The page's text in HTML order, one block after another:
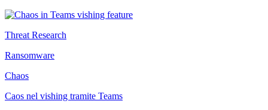
Threat Research
Ransomware
Chaos
Caos nel vishing tramite Teams